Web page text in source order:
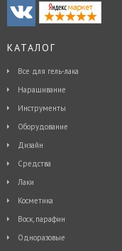
КАТАЛОГ
Все для гель-лака
Наращивание
Инструменты
Оборудование
Дизайн
Средства
Лаки
Косметика
Воск, парафин
Одноразовые